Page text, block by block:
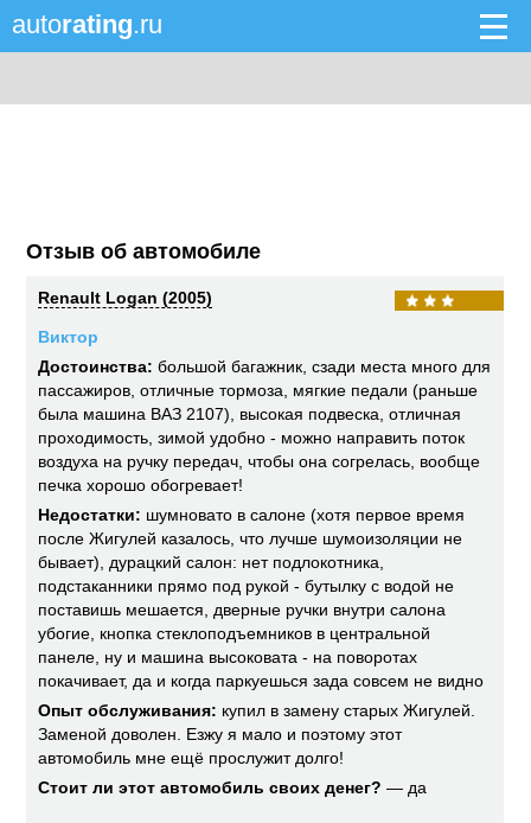
autorating.ru
Отзыв об автомобиле
Renault Logan (2005)
Виктор
Достоинства: большой багажник, сзади места много для
пассажиров, отличные тормоза, мягкие педали (раньше
была машина ВАЗ 2107), высокая подвеска, отличная
проходимость, зимой удобно - можно направить поток
воздуха на ручку передач, чтобы она согрелась, вообще
печка хорошо обогревает!
Недостатки: шумновато в салоне (хотя первое время
после Жигулей казалось, что лучше шумоизоляции не
бывает), дурацкий салон: нет подлокотника,
подстаканники прямо под рукой - бутылку с водой не
поставишь мешается, дверные ручки внутри салона
убогие, кнопка стеклоподъемников в центральной
панеле, ну и машина высоковата - на поворотах
покачивает, да и когда паркуешься зада совсем не видно
Опыт обслуживания: купил в замену старых Жигулей.
Заменой доволен. Езжу я мало и поэтому этот
автомобиль мне ещё прослужит долго!
Стоит ли этот автомобиль своих денег? — да